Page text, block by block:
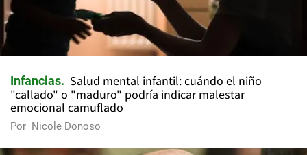
Infancias
Salud mental infantil: cuándo el niño
"callado" o "maduro" podría indicar malestar
emocional camuflado
Por Nicole Donoso